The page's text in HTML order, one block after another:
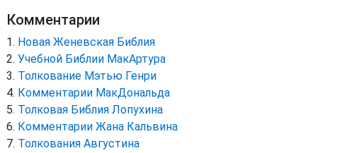
Комментарии
Новая Женевская Библия
Учебной Библии МакАртура
Толкование Мэтью Генри
Комментарии МакДональда
Толковая Библия Лопухина
Комментарии Жана Кальвина
Толкования Августина